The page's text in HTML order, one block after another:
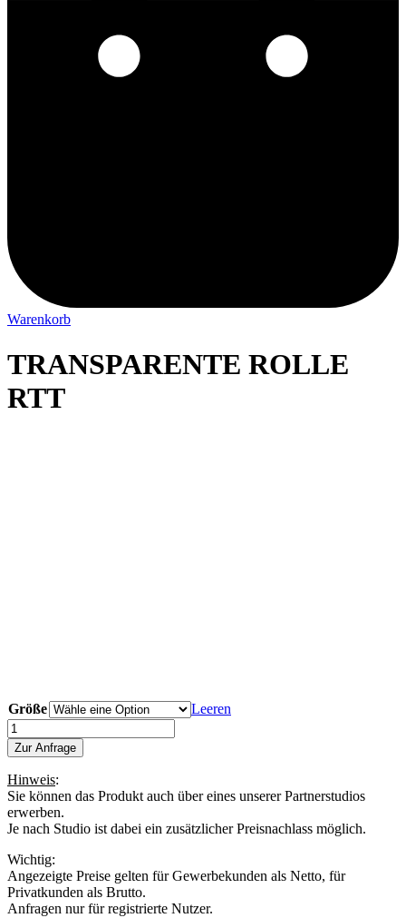
Warenkorb
TRANSPARENTE ROLLE
RTT
Größe
Leeren
TRANSPARENTE
ROLLE
RTT
Menge
Zur Anfrage
Hinweis:
Sie können das Produkt auch über eines unserer Partnerstudios
erwerben.
Je nach Studio ist dabei ein zusätzlicher Preisnachlass möglich.
Wichtig:
Angezeigte Preise gelten für Gewerbekunden als Netto, für
Privatkunden als Brutto.
Anfragen nur für registrierte Nutzer.